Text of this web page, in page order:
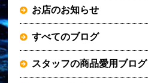
お店のお知らせ
すべてのブログ
スタッフの商品愛用ブログ